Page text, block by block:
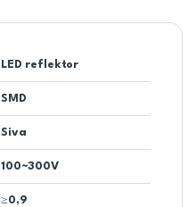
LED reflektor
SMD
Siva
100~300V
≥0,9